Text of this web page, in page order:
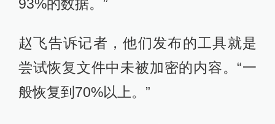
93%的数据。”
赵飞告诉记者，他们发布的工具就是
尝试恢复文件中未被加密的内容。“一
般恢复到70%以上。”